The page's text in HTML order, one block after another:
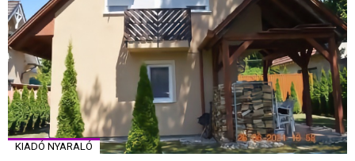
KIADÓ NYARALÓ